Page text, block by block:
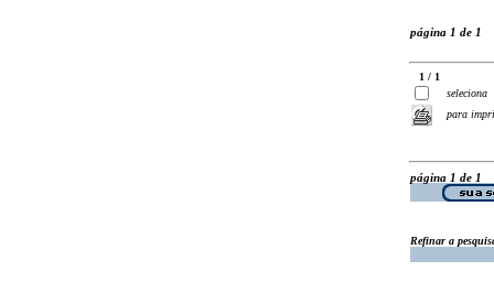
página 1 de 1
1 / 1
seleciona
para
página 1 de 1
Refinar a